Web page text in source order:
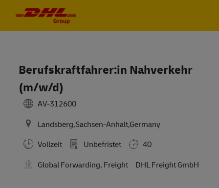
Berufskraftfahrer:in Nahverkehr
(m/w/d)
AV-312600
Landsberg,Sachsen-Anhalt,Germany
Vollzeit
Unbefristet
40
Global Forwarding, Freight
DHL Freight GmbH